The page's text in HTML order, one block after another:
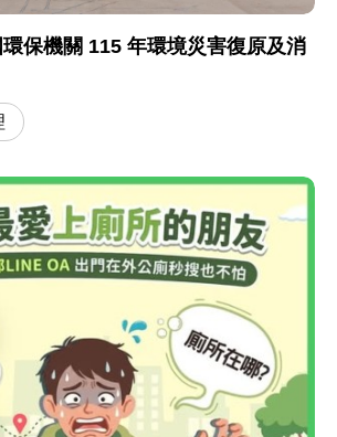
保機關 115 年環境災害復原及消